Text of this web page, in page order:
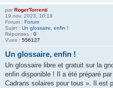
par RogerTorrenti
19 nov. 2023, 10:18
Forum : Forum
Sujet : Un glossaire, enfin !
Réponses : 0
Vues : 556127
Un glossaire, enfin !
Un glossaire libre et gratuit sur la
enfin disponible ! Il a été préparé
Cadrans solaires pour tous ». Il est